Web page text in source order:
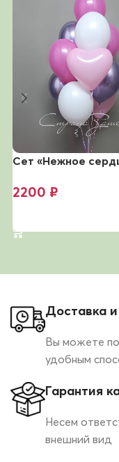
Сет «Нежное
2200 ₽
Доставка
Вы можете
удобным
Гарантия
Несем
внешний вид